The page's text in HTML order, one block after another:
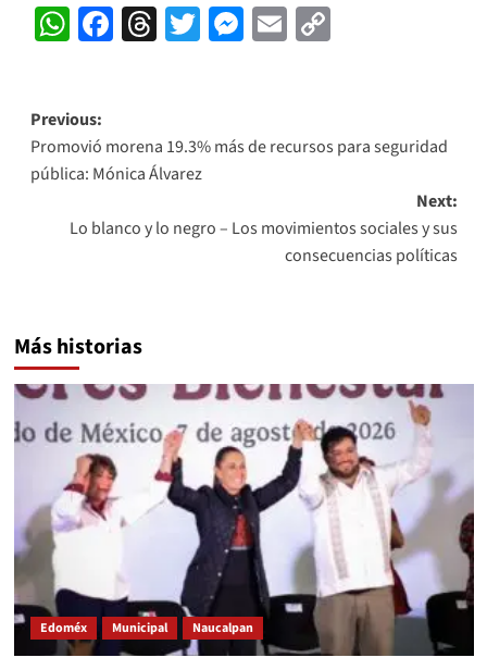
WhatsApp
Facebook
Threads
Twitter
Messenger
EmailCopy
Post
navigation
Previous:
Promovió morena 19.3% más de recursos para seguridad
pública: Mónica Álvarez
Next:
Lo blanco y lo negro – Los movimientos sociales y sus
consecuencias políticas
Más historias
Edoméx Municipal Naucalpan